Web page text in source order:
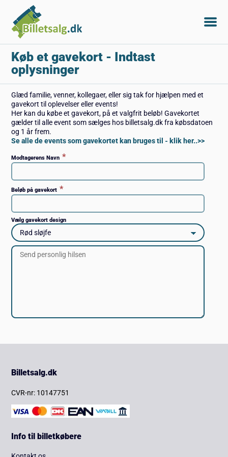
Køb et gavekort - Indtast
oplysninger
Glæd familie, venner, kollegaer, eller sig tak for hjælpen med et
gavekort til oplevelser eller events!
Her kan du købe et gavekort, på et valgfrit beløb! Gavekortet
gælder til alle event som sælges hos billetsalg.dk fra købsdatoen
og 1 år frem.
Se alle de events som gavekortet kan bruges til - klik her..>>
Modtagerens Navn *
Beløb på gavekort *
Vælg gavekort design
Billetsalg.dk
CVR-nr: 10147751
Info til billetkøbere